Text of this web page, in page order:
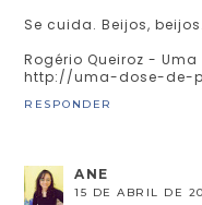
Se cuida. Beijos,
Rogério Queiroz -
http://uma-dose-de-
RESPONDER
ANE
15 DE ABRIL DE